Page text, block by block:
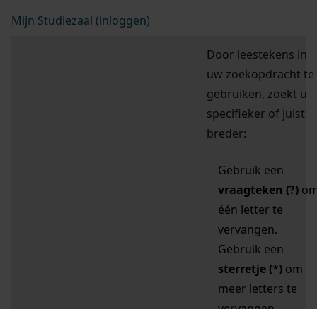
Mijn Studiezaal (inloggen)
Door leestekens in
uw zoekopdracht te
gebruiken, zoekt u
specifieker of juist
breder:
Gebruik een
vraagteken (?)
één letter te
vervangen.
Gebruik een
sterretje (*) om
meer letters te